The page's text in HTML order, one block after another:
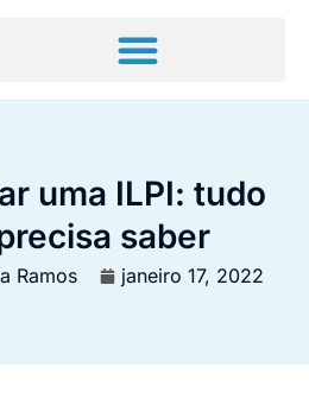
uma ILPI: tudo
saber
Ramos janeiro 17, 2022